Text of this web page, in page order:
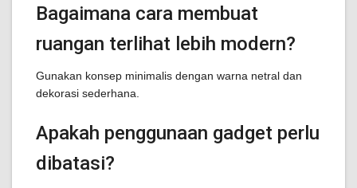
Bagaimana cara membuat
ruangan terlihat lebih modern?
Gunakan konsep minimalis dengan warna netral dan
dekorasi sederhana.
Apakah penggunaan gadget perlu
dibatasi?